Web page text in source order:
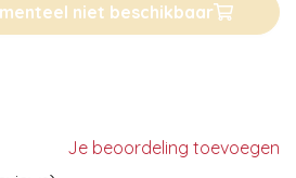
niet beschikbaar
Je beoordeling toevoegen